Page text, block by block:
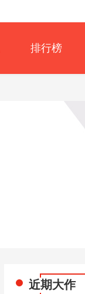
排行榜
近期大作